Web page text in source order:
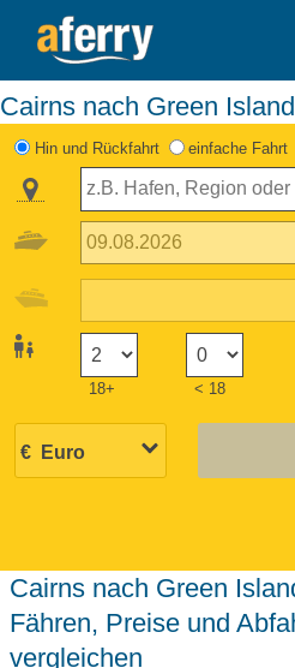
Cairns nach Green
Hin und Rückfahrt einfache Fahrt
18+ < 18
Cairns nach Green Island 5 Stunden Tour.
Fähren, Preise und
vergleichen